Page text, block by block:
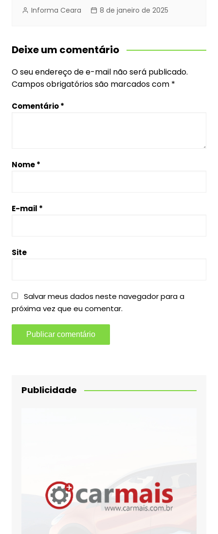
Informa Ceara 8 de janeiro de 2025
Deixe um comentário
O seu endereço de e-mail não será publicado.
Campos obrigatórios são marcados com *
Comentário*
Nome*
E-mail *
Site
Salvar meus dados neste navegador para a
próxima vez que eu comentar.
Publicidade